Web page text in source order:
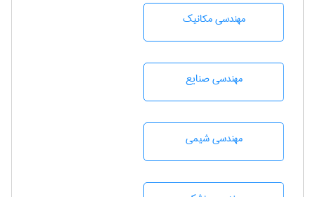
مهندسی مکانیک
مهندسی صنايع
مهندسي شيمی